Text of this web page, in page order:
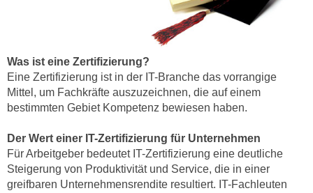
Was ist eine Zertifizierung?
Eine Zertifizierung ist in der IT-Branche das vorrangige
Mittel, um Fachkräfte auszuzeichnen, die auf einem
bestimmten Gebiet Kompetenz bewiesen haben.
Der Wert einer IT-Zertifizierung für Unternehmen
Für Arbeitgeber bedeutet IT-Zertifizierung eine deutliche
Steigerung von Produktivität und Service, die in einer
greifbaren Unternehmensrendite resultiert. IT-Fachleuten
u
f
"
l
l
e
a